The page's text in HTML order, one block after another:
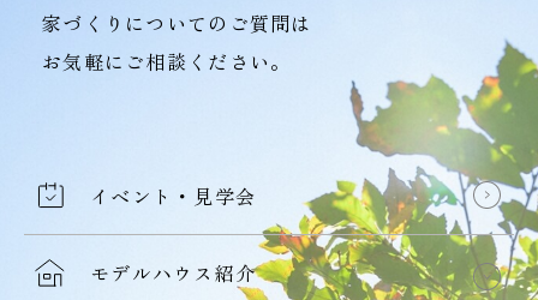
家づくりについてのご質問は
お気軽にご相談ください。
イベント・見学会
モデルハウス紹介